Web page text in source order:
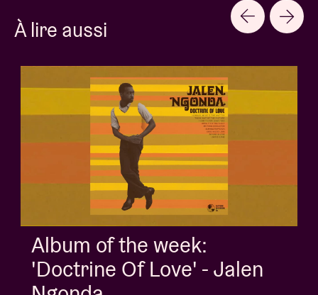
À lire aussi
Album of the week:
'Doctrine Of Love' - Jalen